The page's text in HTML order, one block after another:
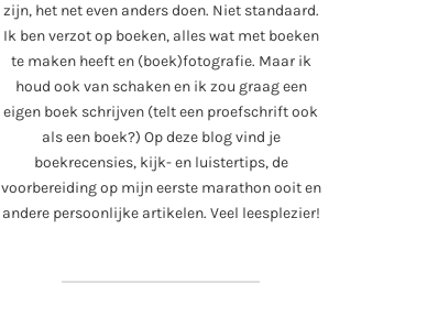
zijn, het net even anders doen. Niet standaard.
Ik ben verzot op boeken, alles wat met boeken
te maken heeft en (boek)fotografie. Maar ik
houd ook van schaken en ik zou graag een
eigen boek schrijven (telt een proefschrift ook
als een boek?) Op deze blog vind je
boekrecensies, kijk- en luistertips, de
voorbereiding op mijn eerste marathon ooit en
andere persoonlijke artikelen. Veel leesplezier!